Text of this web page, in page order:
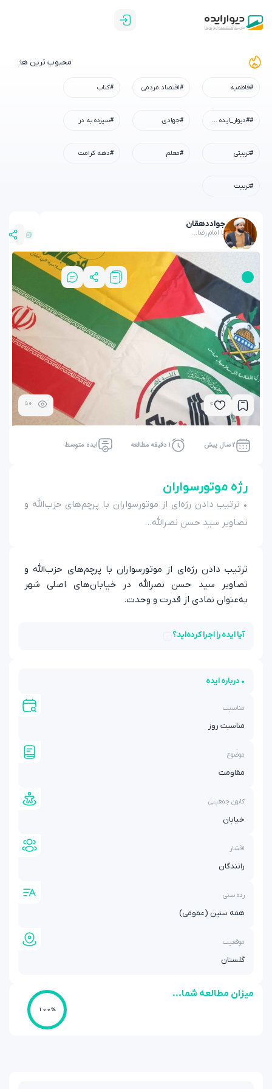
محبوب ترین ها:
#فاطمیه #اقتصاد مردمی #کتاب
##دیوار_ایده #رسم_میزبانی #شهادت_امام_رضا #همه_خادم_الرضاییم #جهادی. #سیزده به در
#تربیتی #معلم #دهه کرامت
#تربیت
• درباره ایده
مناسبت
مناسبت روز
موضوع
مقاومت
کانون جمعیتی
خیابان
اقشار
رانندگان
رده سنی
همه سنین (عمومی)
موقعیت
گلستان
میزان مطالعه شما...
100%
جواددهقان
یا امام رضا...
4
50
2 سال پیش 1 دقیقه مطالعه ایده متوسط
رژه موتورسواران
• ترتیب دادن رژه‌ای از موتورسواران با پرچم‌های حزب‌الله و
تصاویر سید حسن نصرالله...
ترتیب دادن رژه‌ای از موتورسواران با پرچم‌های حزب‌الله و
تصاویر سید حسن نصرالله در خیابان‌های اصلی شهر
به‌عنوان نمادی از قدرت و وحدت.
آیا ایده را اجرا کرده‌اید؟